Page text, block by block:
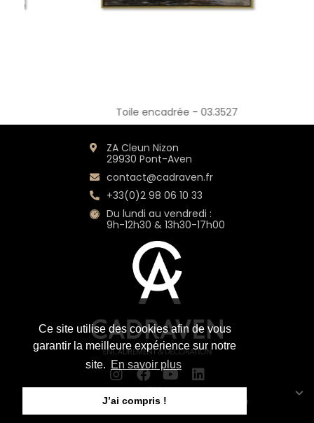
Ce site utilise des cookies afin de vous
garantir la meilleure expérience sur notre
site. En savoir plus
J’ai compris !
Toile encadrée - 03.3527
ZA Cleun Nizon
29930 Pont-Aven
contact@cadraven.fr
+33(0)2 98 06 10 33
Du lundi au vendredi :
9h-12h30 & 13h30-17h00
Title
Mentions légales
CGV Plan du site